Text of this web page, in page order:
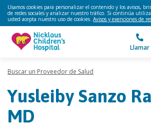
Usamos cookies para personalizar el contenido y los avisos,
de redes sociales y analizar nuestro tráfico. Si continúa
usted acepta nuestro uso de cookies. Avisos y exenciones de
Llamar
Buscar un Proveedor de Salud
Yusleiby Sanzo
MD